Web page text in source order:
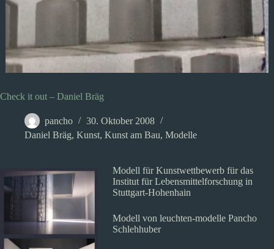
Check it out – Daniel Bräg
pancho
30. Oktober 2008
Daniel Bräg, Kunst, Kunst am Bau, Modelle
Modell für Kunstwettbewerb für das
Institut für Lebensmittelforschung in
Stuttgart-Hohenhain
Modell von leuchten-modelle Pancho
Schlehhuber